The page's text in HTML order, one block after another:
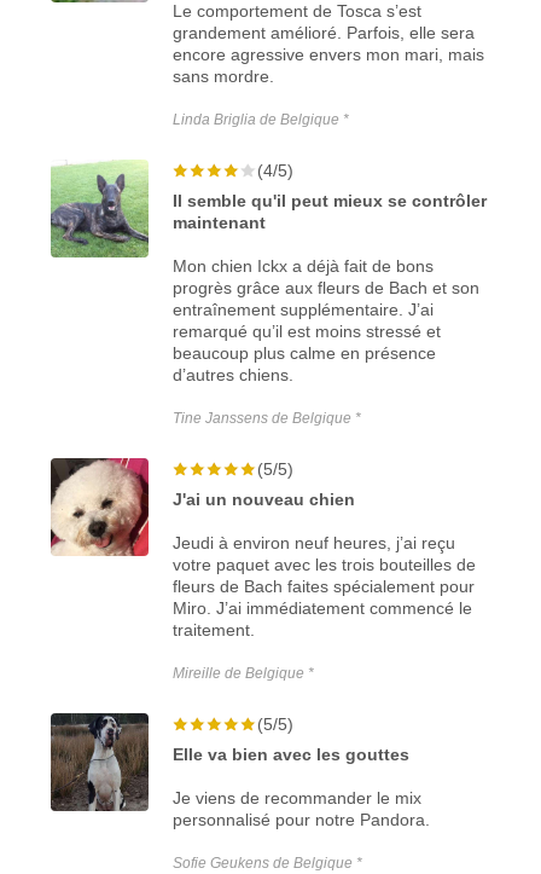
Le comportement de Tosca s’est
grandement amélioré. Parfois, elle sera
encore agressive envers mon mari, mais
sans mordre.
Linda Briglia de Belgique *
(4/5)
Il semble qu'il peut mieux se contrôler
maintenant
Mon chien Ickx a déjà fait de bons
progrès grâce aux fleurs de Bach et son
entraînement supplémentaire. J’ai
remarqué qu’il est moins stressé et
beaucoup plus calme en présence
d’autres chiens.
Tine Janssens de Belgique *
(5/5)
J'ai un nouveau chien
Jeudi à environ neuf heures, j’ai reçu
votre paquet avec les trois bouteilles de
fleurs de Bach faites spécialement pour
Miro. J’ai immédiatement commencé le
traitement.
Mireille de Belgique *
(5/5)
Elle va bien avec les gouttes
Je viens de recommander le mix
personnalisé pour notre Pandora.
Sofie Geukens de Belgique *